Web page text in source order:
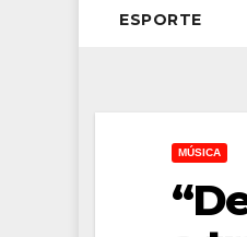
ESPORTE
MÚSICA